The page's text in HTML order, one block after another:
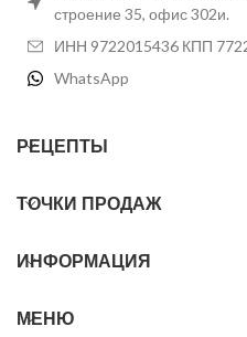
строение 35, офис 302и.
ИНН 9722015436 КПП
WhatsApp
РЕЦЕПТЫ
ТОЧКИ ПРОДАЖ
ИНФОРМАЦИЯ
МЕНЮ